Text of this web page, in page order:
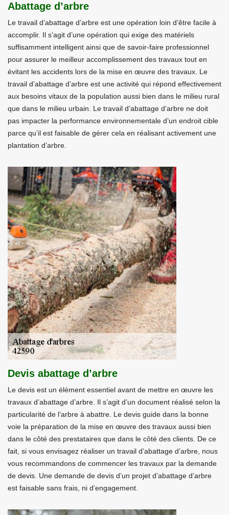
Abattage d’arbre
Le travail d’abattage d’arbre est une opération loin d’être facile à
accomplir. Il s’agit d’une opération qui exige des matériels
suffisamment intelligent ainsi que de savoir-faire professionnel
pour assurer le meilleur accomplissement des travaux tout en
évitant les accidents lors de la mise en œuvre des travaux. Le
travail d’abattage d’arbre est une activité qui répond effectivement
aux besoins vitaux de la population aussi bien dans le milieu rural
que dans le milieu urbain. Le travail d’abattage d’arbre ne doit
pas impacter la performance environnementale d’un endroit cible
parce qu’il est faisable de gérer cela en réalisant activement une
plantation d’arbre.
Devis abattage d’arbre
Le devis est un élément essentiel avant de mettre en œuvre les
travaux d’abattage d’arbre. Il s’agit d’un document réalisé selon la
particularité de l’arbre à abattre. Le devis guide dans la bonne
voie la préparation de la mise en œuvre des travaux aussi bien
dans le côté des prestataires que dans le côté des clients. De ce
fait, si vous envisagez réaliser un travail d’abattage d’arbre, nous
vous recommandons de commencer les travaux par la demande
de devis. Une demande de devis d’un projet d’abattage d’arbre
est faisable sans frais, ni d’engagement.